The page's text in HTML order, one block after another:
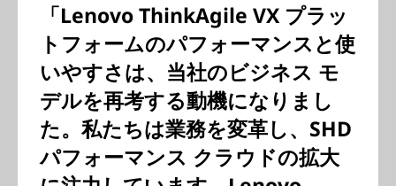
「Lenovo ThinkAgile VX プラッ
トフォームのパフォーマンスと使
いやすさは、当社のビジネス モ
デルを再考する動機になりまし
た。私たちは業務を変革し、SHD
パフォーマンス クラウドの拡大